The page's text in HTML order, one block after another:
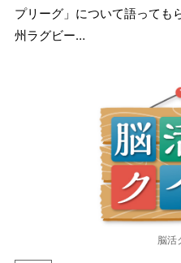
プリーグ」について語っても
州ラグビー…
脳活